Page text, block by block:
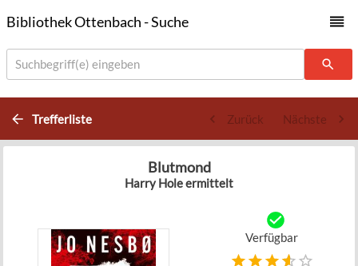
Bibliothek Ottenbach - Suche
Suchbegriff(e) eingeben
Trefferliste Zurück Nächste
Blutmond
Harry Hole ermittelt
Verfügbar